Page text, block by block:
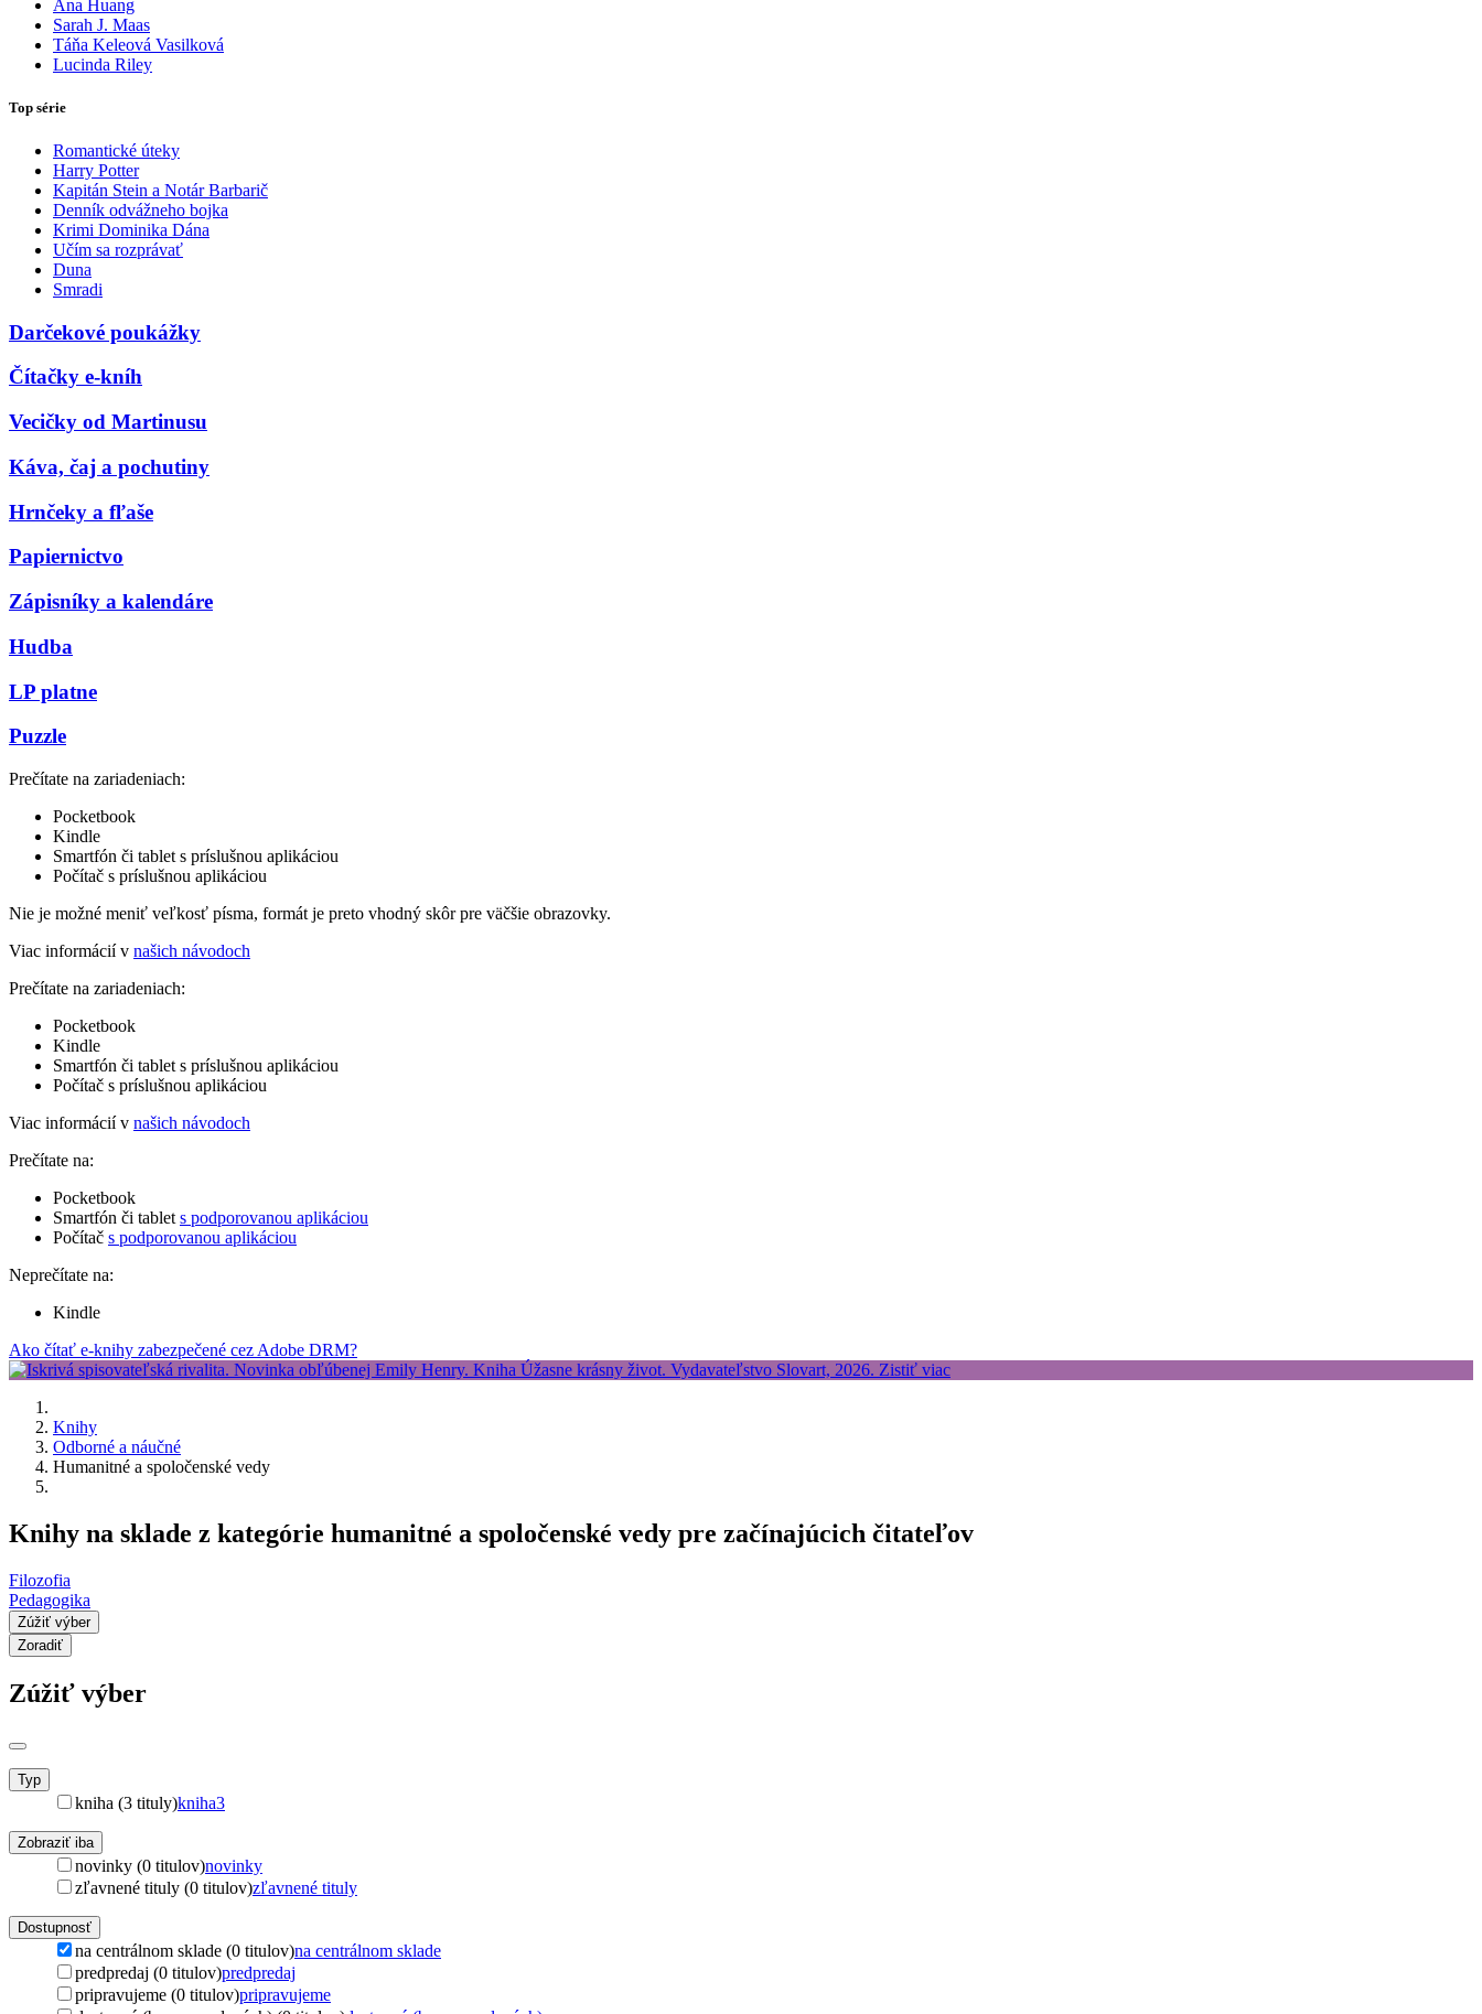
Ana Huang
Sarah J. Maas
Táňa Keleová Vasilková
Lucinda Riley
Top série
Romantické úteky
Harry Potter
Kapitán Stein a Notár Barbarič
Denník odvážneho bojka
Krimi Dominika Dána
Učím sa rozprávať
Duna
Smradi
Darčekové poukážky
Čítačky e-kníh
Vecičky od Martinusu
Káva, čaj a pochutiny
Hrnčeky a fľaše
Papiernictvo
Zápisníky a kalendáre
Hudba
LP platne
Puzzle
Prečítate na zariadeniach:
Pocketbook
Kindle
Smartfón či tablet s príslušnou aplikáciou
Počítač s príslušnou aplikáciou
Nie je možné meniť veľkosť písma, formát je preto vhodný skôr pre väčšie obrazovky.
Viac informácií v našich návodoch
Prečítate na zariadeniach:
Pocketbook
Kindle
Smartfón či tablet s príslušnou aplikáciou
Počítač s príslušnou aplikáciou
Viac informácií v našich návodoch
Prečítate na:
Pocketbook
Smartfón či tablet s podporovanou aplikáciou
Počítač s podporovanou aplikáciou
Neprečítate na:
Kindle
Ako čítať e-knihy zabezpečené cez Adobe DRM?
Knihy
Odborné a náučné
Humanitné a spoločenské vedy
Knihy na sklade z kategórie humanitné a spoločenské vedy pre začínajúcich čitateľov
Filozofia
Pedagogika
Zúžiť výber
Zoradiť
Zúžiť výber
Typ
kniha (3 tituly)kniha3
Zobraziť iba
novinky (0 titulov)novinky
zľavnené tituly (0 titulov)zľavnené tituly
Dostupnosť
na centrálnom sklade (0 titulov)na centrálnom sklade
predpredaj (0 titulov)predpredaj
pripravujeme (0 titulov)pripravujeme